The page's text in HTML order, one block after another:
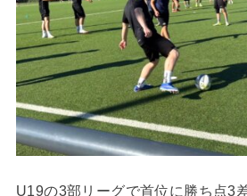
U19の3部リーグで首位に勝ち点3